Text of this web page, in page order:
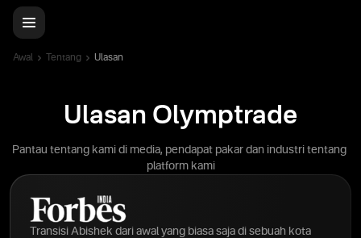
Awal Tentang Ulasan
Ulasan Olymptrade
Pantau tentang kami di media, pendapat pakar dan industri tentang
platform kami
Transisi Abishek dari awal yang biasa saja di sebuah kota